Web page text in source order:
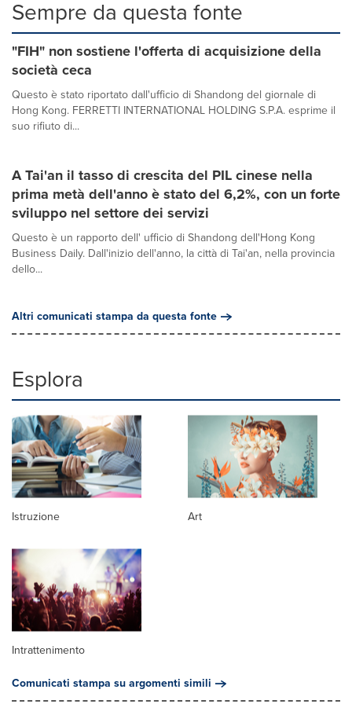
Sempre da questa fonte
"FIH" non sostiene l'offerta di acquisizione della
società ceca
Questo è stato riportato dall'ufficio di Shandong del giornale di
Hong Kong. FERRETTI INTERNATIONAL HOLDING S.P.A. esprime il
suo rifiuto di...
A Tai'an il tasso di crescita del PIL cinese nella
prima metà dell'anno è stato del 6,2%, con un forte
sviluppo nel settore dei servizi
Questo è un rapporto dell' ufficio di Shandong dell'Hong Kong
Business Daily. Dall'inizio dell'anno, la città di Tai'an, nella provincia
dello...
Altri comunicati stampa da questa fonte
Esplora
Istruzione Art
Intrattenimento
Comunicati stampa su argomenti simili